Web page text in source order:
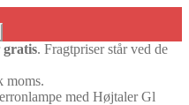
gratis. Fragtpriser står ved de
moms.
med Højtaler Gl